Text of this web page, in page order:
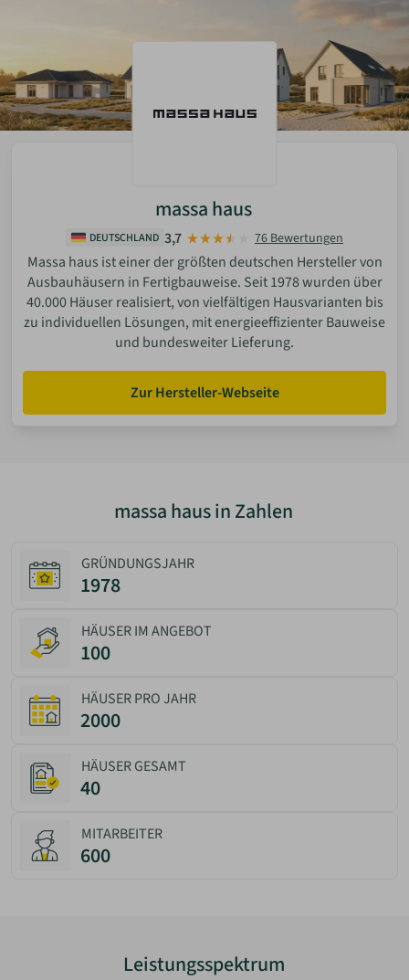
massa haus
DEUTSCHLAND 3,7 76 Bewertungen
Massa haus ist einer der größten deutschen Hersteller von
Ausbauhäusern in Fertigbauweise. Seit 1978 wurden über
40.000 Häuser realisiert, von vielfältigen Hausvarianten bis
zu individuellen Lösungen, mit energieeffizienter Bauweise
und bundesweiter Lieferung.
Zur Hersteller-Webseite
massa haus in Zahlen
GRÜNDUNGSJAHR
1978
HÄUSER IM ANGEBOT
100
HÄUSER PRO JAHR
2000
HÄUSER GESAMT
40
MITARBEITER
600
Leistungsspektrum